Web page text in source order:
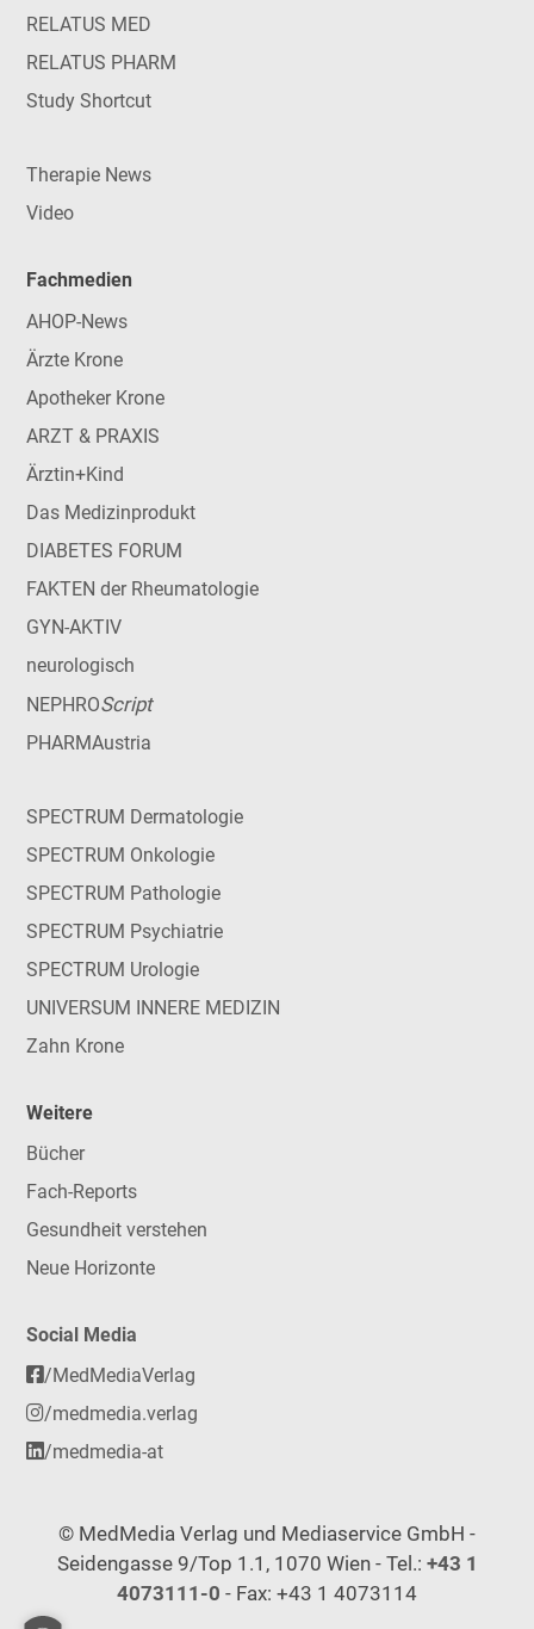
RELATUS MED
RELATUS PHARM
Study Shortcut
Therapie News
Video
Fachmedien
AHOP-News
Ärzte Krone
Apotheker Krone
ARZT & PRAXIS
Ärztin+Kind
Das Medizinprodukt
DIABETES FORUM
FAKTEN der Rheumatologie
GYN-AKTIV
neurologisch
NEPHROScript
PHARMAustria
SPECTRUM Dermatologie
SPECTRUM Onkologie
SPECTRUM Pathologie
SPECTRUM Psychiatrie
SPECTRUM Urologie
UNIVERSUM INNERE MEDIZIN
Zahn Krone
Weitere
Bücher
Fach-Reports
Gesundheit verstehen
Neue Horizonte
Social Media
/MedMediaVerlag
/medmedia.verlag
/medmedia-at
© MedMedia Verlag und Mediaservice GmbH -
Seidengasse 9/Top 1.1, 1070 Wien - Tel.: +43 1
4073111-0 - Fax: +43 1 4073114